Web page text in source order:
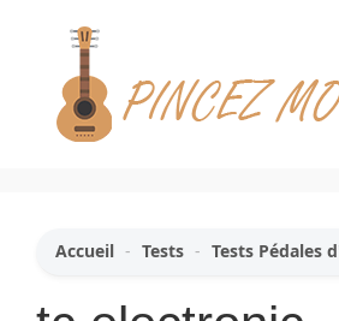
contenu
Accueil - Tests - Tests Pédales